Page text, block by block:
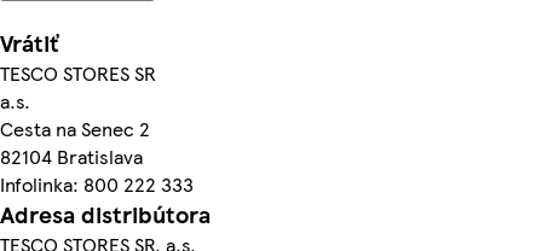
Vrátiť
TESCO STORES SR
a.s.
Cesta na Senec 2
82104 Bratislava
Infolinka: 800 222 333
Adresa distribútora
TESCO STORES SR, a.s.